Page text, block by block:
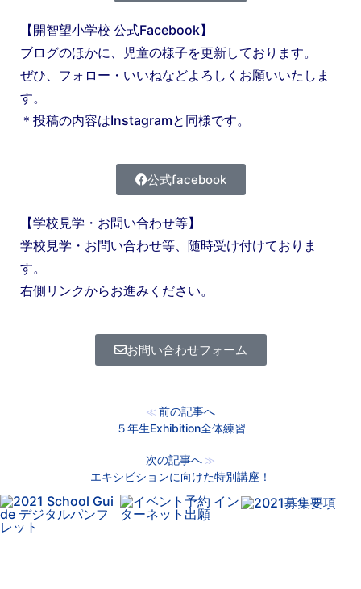
【開智望小学校 公式Facebook】
ブログのほかに、児童の様子を更新しております。
ぜひ、フォロー・いいねなどよろしくお願いいたしま
す。
＊投稿の内容はInstagramと同様です。
公式facebook
【学校見学・お問い合わせ等】
学校見学・お問い合わせ等、随時受け付けておりま
す。
右側リンクからお進みください。
お問い合わせフォーム
≪ 前の記事へ
５年生Exhibition全体練習
次の記事へ ≫
エキシビションに向けた特別講座！